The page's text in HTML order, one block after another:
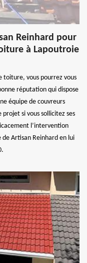
Reinhard pour
à Lapoutroie
toiture, vous pourrez vous
réputation qui dispose
équipe de couvreurs
projet si vous sollicitez ses
l’intervention
de Artisan Reinhard en lui